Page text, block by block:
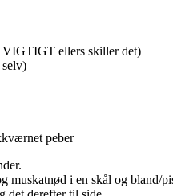
VIGTIGT ellers skiller det)
selv)
peber
muskatnød i en skål og bland/